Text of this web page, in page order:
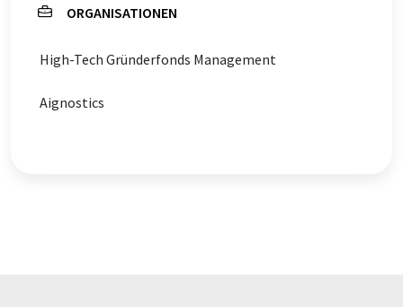
ORGANISATIONEN
High-Tech Gründerfonds Management
Aignostics